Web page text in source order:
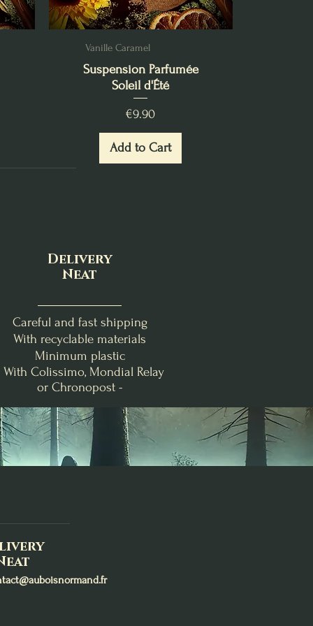
Vanille Caramel
Suspension Parfumée
Soleil d'Été
Price
€9.90
Add to Cart
Clémentine Vanillée
Bougie de Lughnasadh
Price
€19.00
Brise Fraîche
Fondants d'Intention
Purification
Price
€9.00
Poire-Freesia
Bougie Crépuscule
d'Août
Price
€24.00
Delivery
Neat
Careful and fast shipping
With recyclable materials
Minimum plastic
With Colissimo, Mondial Relay
or Chronopost -